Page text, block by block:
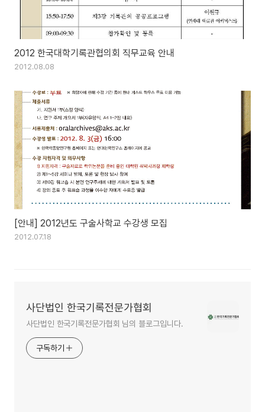
2012 한국대학기록관협의회 직무교육 안내
2012.08.08
[안내] 2012년도 구술사학교 수강생 모집
2012.07.18
사단법인 한국기록전문가협회
사단법인 한국기록전문가협회 님의 블로그입니다.
구독하기